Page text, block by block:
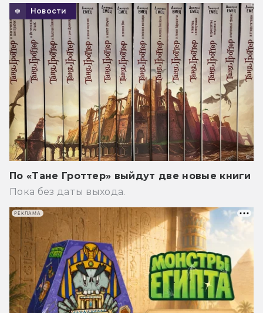
Новости
По «Тане Гроттер» выйдут две новые книги
Пока без даты выхода.
РЕКЛАМА